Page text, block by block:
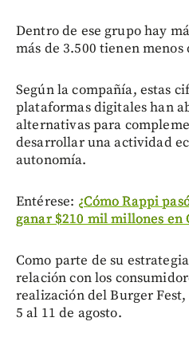
Dentro de ese grupo hay
más de 3.500 tienen menos
Según la compañía, estas
plataformas digitales han
alternativas para
desarrollar una actividad
autonomía.
Entérese: ¿Cómo Rappi
ganar $210 mil millones en
Como parte de su
relación con los
realización del Burger
5 al 11 de agosto.